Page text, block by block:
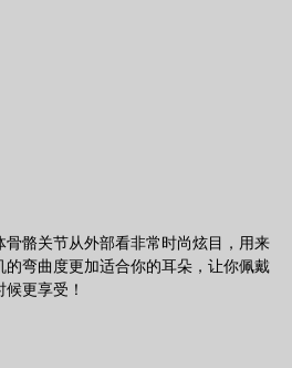
骼关节从外部看非常时尚炫目，用来
弯曲度更加适合你的耳朵，让你佩戴
更享受！